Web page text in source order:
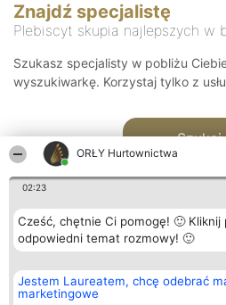
ORŁY Hurtownictwa
02:23
Cześć, chętnie Ci pomogę! 🙂 Kliknij
odpowiedni temat rozmowy! 🙂
Jestem Laureatem, chcę odebrać
marketingowe
Znajdź specjalistę
Plebiscyt skupia najlepszych w
Szukasz specjalisty w pobliżu
wyszukiwarkę. Korzystaj tylko z
Szukaj
Organizator plebiscytu
Bright Side Solutions sp. z o.
o. sp. k.
Plebiscyt
Laureaci